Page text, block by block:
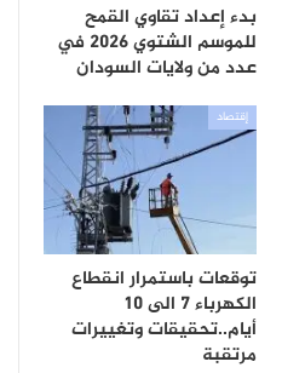
بدء إعداد تقاوي القمح
للموسم الشتوي 2026 في
عدد من ولايات السودان
إقتصاد
توقعات باستمرار انقطاع
الكهرباء 7 الى 10
أيام..تحقيقات وتغييرات
مرتقبة